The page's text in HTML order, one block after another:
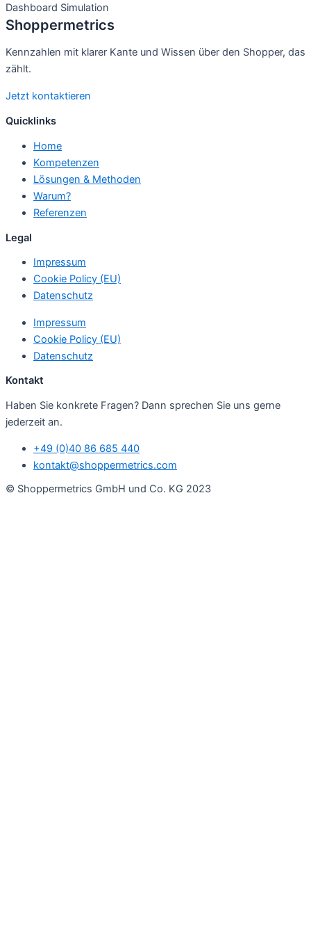
Dashboard Simulation
Shoppermetrics
Kennzahlen mit klarer Kante und Wissen über den Shopper, das
zählt.
Jetzt kontaktieren
Quicklinks
Home
Kompetenzen
Lösungen & Methoden
Warum?
Referenzen
Legal
Impressum
Cookie Policy (EU)
Datenschutz
Impressum
Cookie Policy (EU)
Datenschutz
Kontakt
Haben Sie konkrete Fragen? Dann sprechen Sie uns gerne
jederzeit an.
+49 (0)40 86 685 440
kontakt@shoppermetrics.com
© Shoppermetrics GmbH und Co. KG 2023